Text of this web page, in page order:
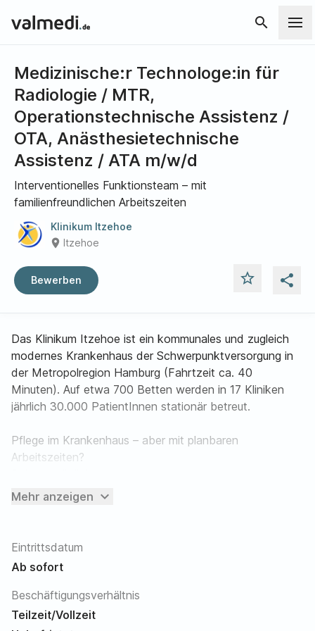
search
Medizinische:r Technologe:in für
Radiologie / MTR,
Operationstechnische Assistenz /
OTA, Anästhesietechnische
Assistenz / ATA m/w/d
Interventionelles Funktionsteam – mit
familienfreundlichen Arbeitszeiten
Klinikum Itzehoe
place Itzehoe
Bewerben star_outline share
Das Klinikum Itzehoe ist ein kommunales und zugleich
modernes Krankenhaus der Schwerpunktversorgung in
der Metropolregion Hamburg (Fahrtzeit ca. 40
Minuten). Auf etwa 700 Betten werden in 17 Kliniken
jährlich 30.000 PatientInnen stationär betreut.
Pflege im Krankenhaus – aber mit planbaren
Arbeitszeiten?
Medizinische:n Technologen:in für Radiologie / MTR,
Operationstechnische Assistenz / OTA,
Anästhesietechnische Assistenz / ATA (w/m/d)
in Voll- oder Teilzeit für einen speziell organisierten
Eingriffsbereich.
Mehr anzeigen expand_more
Eintrittsdatum
Ab sofort
Beschäftigungsverhältnis
Teilzeit/Vollzeit